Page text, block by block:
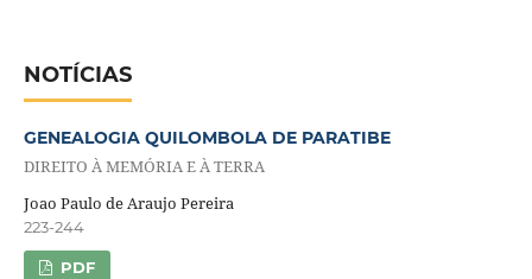
NOTÍCIAS
GENEALOGIA QUILOMBOLA DE PARATIBE
DIREITO À MEMÓRIA E À TERRA
Joao Paulo de Araujo Pereira
223-244
PDF